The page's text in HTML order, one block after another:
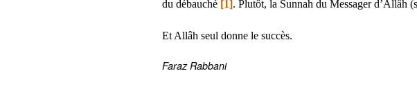
du débauché [1]. Plutôt, la Sunnah du Messager d’Allâh
Et Allâh seul donne le succès.
Faraz Rabbani